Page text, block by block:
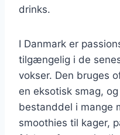
drinks.
I Danmark er
tilgængelig i de
vokser. Den bruges
en eksotisk smag,
bestanddel i mange
smoothies til kager,